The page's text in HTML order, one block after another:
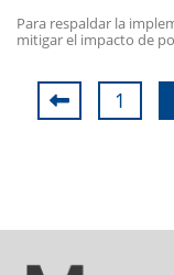
Para respaldar la
mitigar el impacto de
1